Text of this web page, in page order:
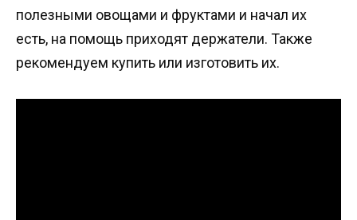
полезными овощами и фруктами и начал их
есть, на помощь приходят держатели. Также
рекомендуем купить или изготовить их.